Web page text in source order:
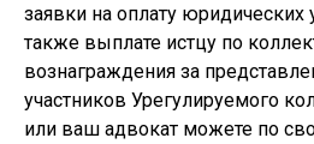
заявки на оплату юридических
также выплате истцу по
вознаграждения за
участников Урегулируемого
или ваш адвокат можете по